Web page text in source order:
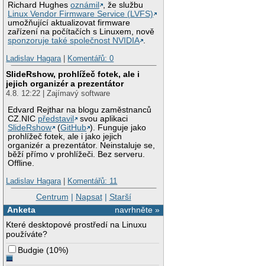
Richard Hughesoznámil
, že službu
Linux Vendor Firmware Service (LVFS)
umožňující aktualizovat firmware
zařízení na počítačích s Linuxem, nově
sponzoruje také společnost NVIDIA .
Ladislav Hagara| Komentářů: 0
SlideRshow, prohlížeč fotek, ale i
jejich organizér a prezentátor
4.8. 12:22 | Zajímavý software
Edvard Rejthar na blogu zaměstnanců
CZ.NIC představil
svou aplikaci
SlideRshow
(GitHub ). Funguje jako
prohlížeč fotek, ale i jako jejich
organizér a prezentátor. Neinstaluje se,
běží přímo v prohlížeči. Bez serveru.
Offline.
Ladislav Hagara| Komentářů: 11
Centrum | Napsat| Starší
navrhněte »
Anketa
Které desktopové prostředí na Linuxu
používáte?
Budgie (10%)